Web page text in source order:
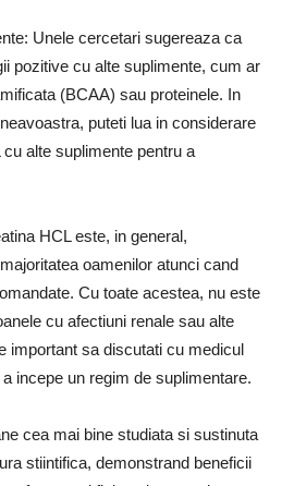
Unele cercetari sugereaza ca
pozitive cu alte suplimente, cum ar
(BCAA) sau proteinele. In
puteti lua in considerare
alte suplimente pentru a
HCL este, in general,
oamenilor atunci cand
Cu toate acestea, nu este
cu afectiuni renale sau alte
important sa discutati cu medicul
incepe un regim de suplimentare.
cea mai bine studiata si sustinuta
stiintifica, demonstrand beneficii